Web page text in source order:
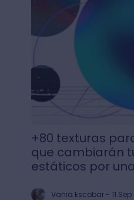
+80 texturas
que cambiarán
estáticos por
Vania Escobar- 11 Sep